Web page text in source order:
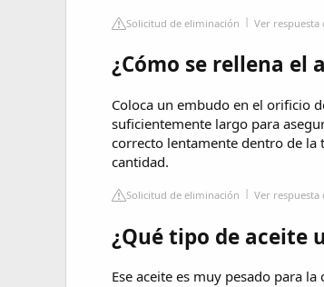
Solicitud de eliminación Ver
¿Cómo se rellena el
Coloca un embudo en el orificio
suficientemente largo para
correcto lentamente dentro de la
cantidad.
Solicitud de eliminación Ver respuesta
¿Qué tipo de aceite
Ese aceite es muy pesado para la